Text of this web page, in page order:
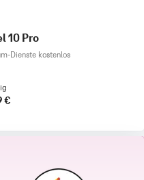
10 Pro
Dienste kostenlos
€